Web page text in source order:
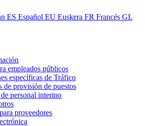
ES Español EU Euskera FR Francés GL
empleados públicos
específicas de Tráfico
de provisión de puestos
personal interino
proveedores